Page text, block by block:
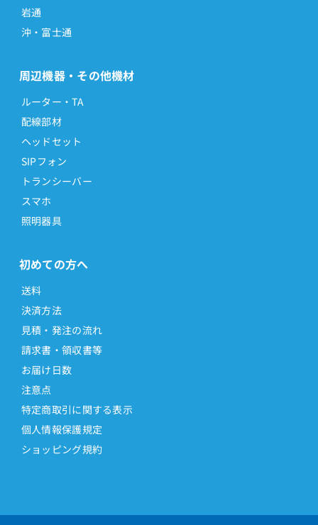
岩通
沖・富士通
周辺機器・その他機材
ルーター・TA
配線部材
ヘッドセット
SIPフォン
トランシーバー
スマホ
照明器具
初めての方へ
送料
決済方法
見積・発注の流れ
請求書・領収書等
お届け日数
注意点
特定商取引に関する表示
個人情報保護規定
ショッピング規約